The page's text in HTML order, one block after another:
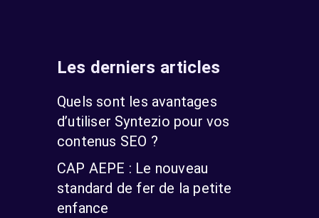
Les derniers articles
Quels sont les avantages
d’utiliser Syntezio pour vos
contenus SEO ?
CAP AEPE : Le nouveau
standard de fer de la petite
enfance